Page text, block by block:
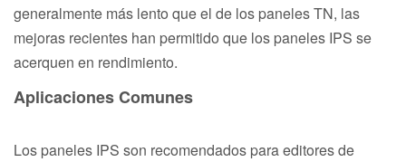
generalmente más lento que el de los paneles TN, las
mejoras recientes han permitido que los paneles IPS se
acerquen en rendimiento.
Aplicaciones Comunes
Los paneles IPS son recomendados para editores de